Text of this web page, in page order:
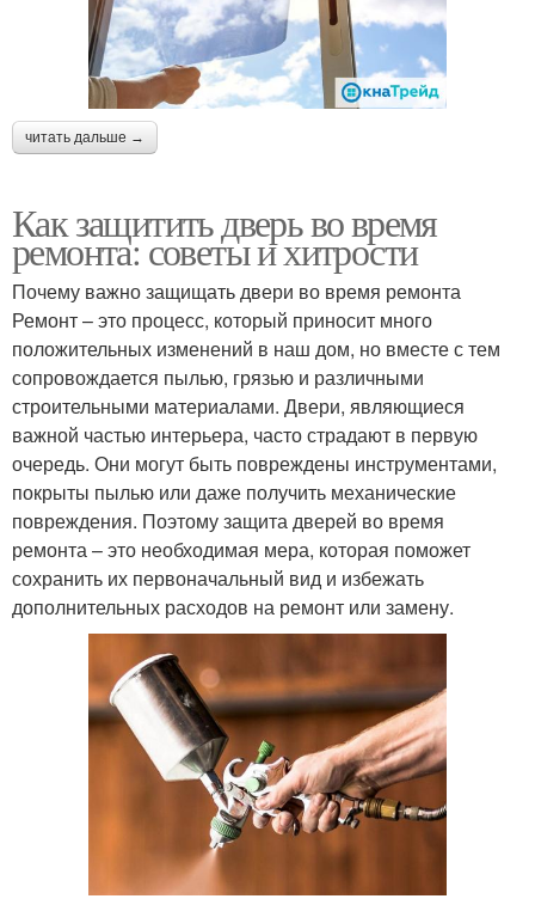
читать дальше →
Как защитить дверь во время
ремонта: советы и хитрости
Почему важно защищать двери во время ремонта
Ремонт – это процесс, который приносит много
положительных изменений в наш дом, но вместе с тем
сопровождается пылью, грязью и различными
строительными материалами. Двери, являющиеся
важной частью интерьера, часто страдают в первую
очередь. Они могут быть повреждены инструментами,
покрыты пылью или даже получить механические
повреждения. Поэтому защита дверей во время
ремонта – это необходимая мера, которая поможет
сохранить их первоначальный вид и избежать
дополнительных расходов на ремонт или замену.